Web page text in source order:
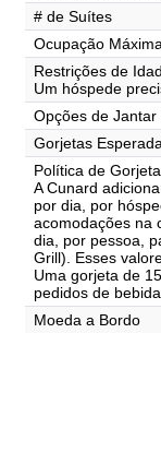
# de Suítes
Ocupação
Restrições de
Um hóspede
Opções de Jantar
Gorjetas
Política de
A Cunard
por dia, por
acomodações na
dia, por pessoa,
Grill). Esses
Uma gorjeta de
pedidos de
Moeda a Bordo